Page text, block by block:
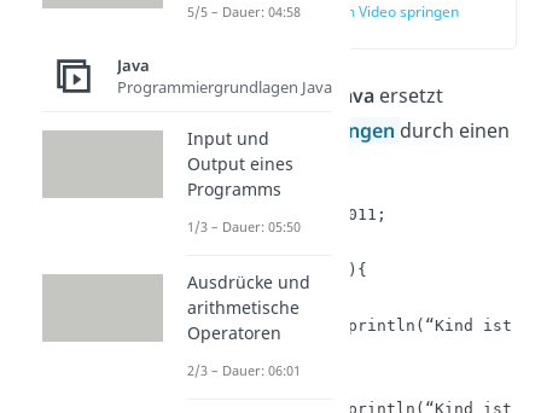
zur Stelle im Video springen
EinSwitch Case in Javaersetzt
mehrereif-Anweisungen durch einen
Ausdruck.
int geburtsjahr = 2011;
switch (geburtsjahr){
    case 2010:
	System.out.println(“Kind ist in Gruppe A“);
    case 2011:
5/5 – Dauer: 04:58
Java
Programmiergrundlagen Java
Input und
Output eines
Programms
1/3 – Dauer: 05:50
Ausdrücke und
arithmetische
Operatoren
2/3 – Dauer: 06:01